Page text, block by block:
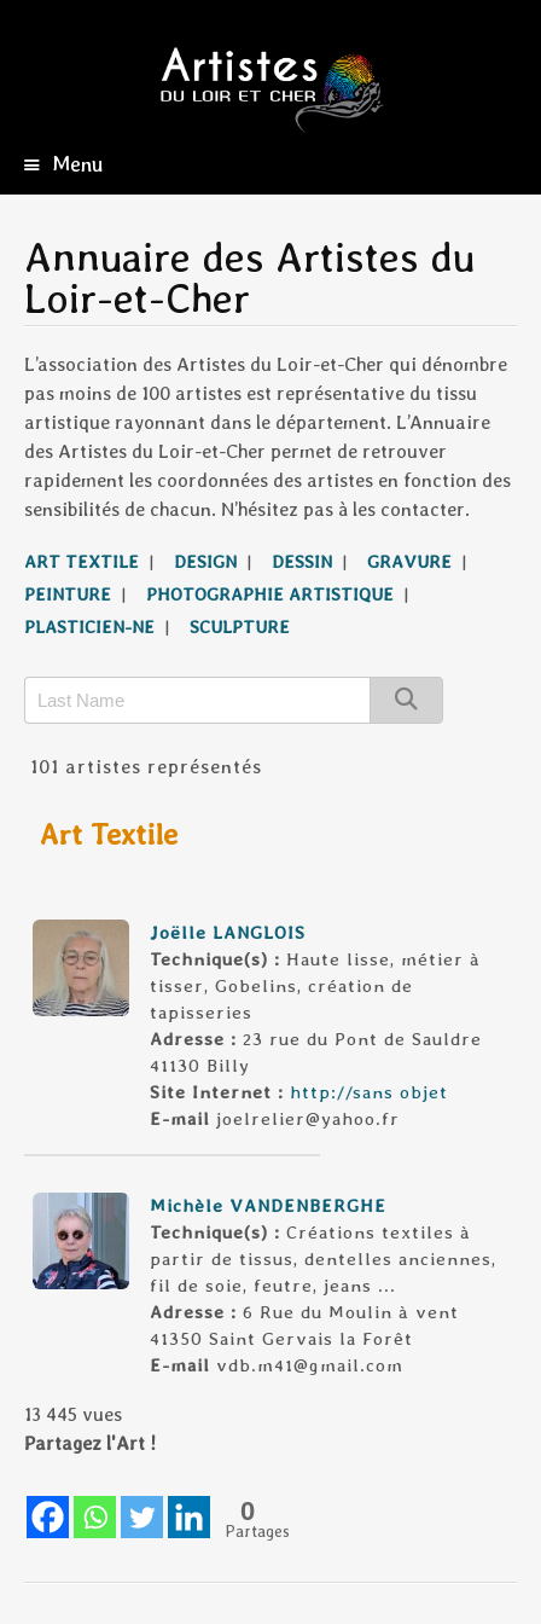
Menu
principal
Annuaire des Artistes du
Loir-et-Cher
L’association des Artistes du Loir-et-Cher qui dénombre
pas moins de 100 artistes est représentative du tissu
artistique rayonnant dans le département. L’Annuaire
des Artistes du Loir-et-Cher permet de retrouver
rapidement les coordonnées des artistes en fonction des
sensibilités de chacun. N’hésitez pas à les contacter.
ART TEXTILE | DESIGN | DESSIN | GRAVURE |
PEINTURE | PHOTOGRAPHIE ARTISTIQUE |
PLASTICIEN-NE | SCULPTURE
101 artistes représentés
Art Textile
Joëlle LANGLOIS
Technique(s) : Haute lisse, métier à
tisser, Gobelins, création de
tapisseries
Adresse : 23 rue du Pont de Sauldre
41130 Billy
Site Internet : http://sans objet
E-mail joelrelier@yahoo.fr
Michèle VANDENBERGHE
Technique(s) : Créations textiles à
partir de tissus, dentelles anciennes,
fil de soie, feutre, jeans ...
Adresse : 6 Rue du Moulin à vent
41350 Saint Gervais la Forêt
E-mail vdb.m41@gmail.com
13 445 vues
Partagez l'Art !
0
Partages